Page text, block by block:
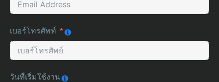
เบอร์โทรศัพท์
วันที่เริ่มใช้งาน